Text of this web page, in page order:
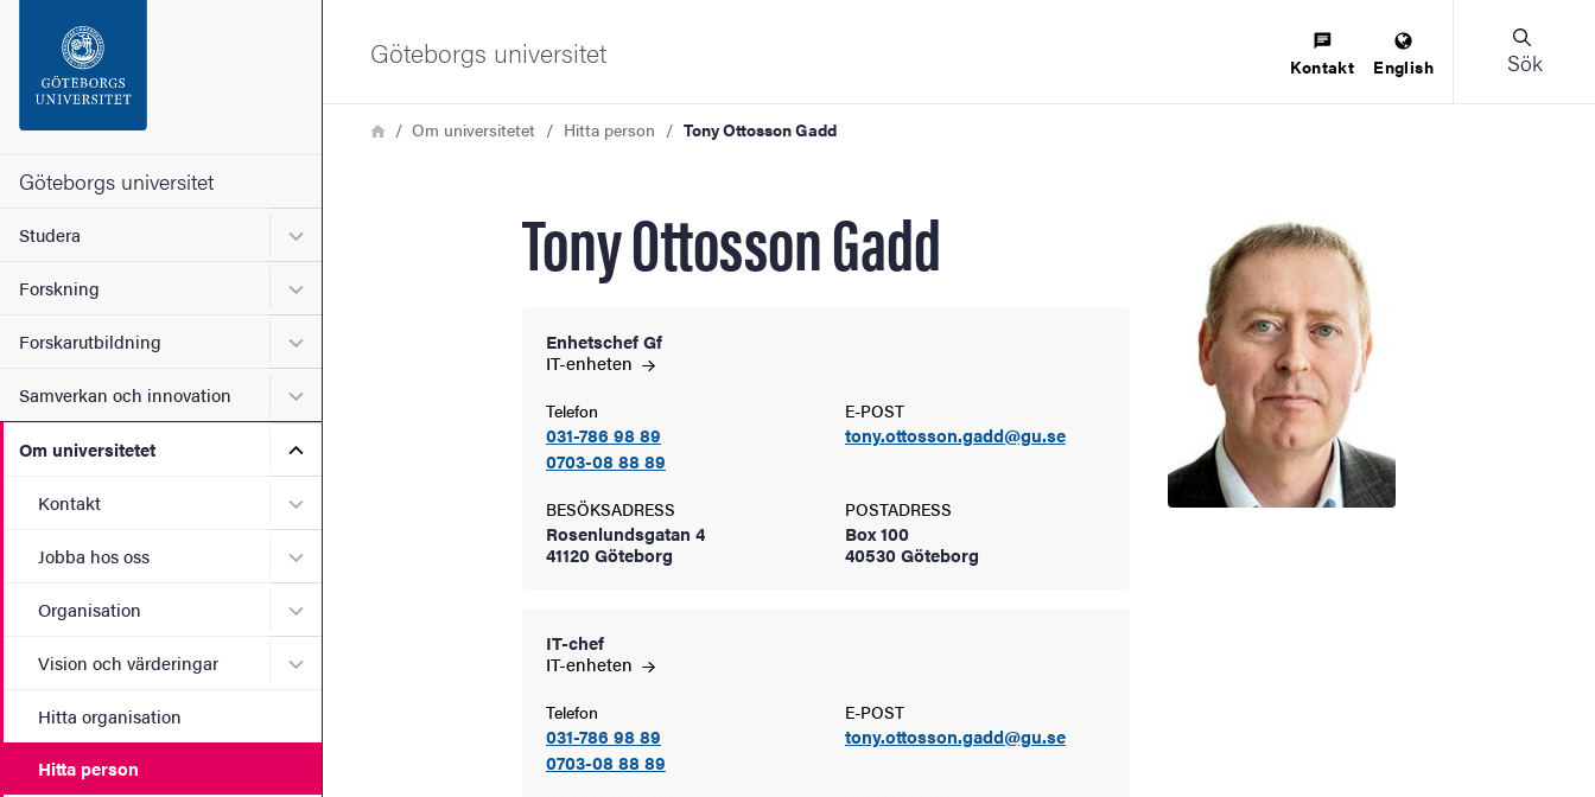
Sidfoten
Om webbplatsen
Göteborgs universitet
Studera Undermeny för Studera
Forskning Undermeny för Forskning
Forskarutbildning Undermeny för Forskarutbildning
Samverkan och innovation Undermeny för Samverkan och innovation
Om universitetet Undermeny för Om universitetet
Kontakt Undermeny för Kontakt
Jobba hos oss Undermeny för Jobba hos oss
Organisation Undermeny för Organisation
Vision och värderingar Undermeny för Vision och värderingar
Hitta organisation
Hitta person
Göteborgs universitet Kontakt English Sök
LänkstigHemOm universitetet Hitta person Tony Ottosson Gadd
Tony Ottosson Gadd
Enhetschef Gf
IT-enheten
Telefon
031-786 98 89
0703-08 88 89
E-POST
tony.ottosson.gadd@gu.se
BESÖKSADRESS
Rosenlundsgatan 4
41120 Göteborg
POSTADRESS
Box 100
40530 Göteborg
IT-chef
IT-enheten
Telefon
031-786 98 89
0703-08 88 89
E-POST
tony.ottosson.gadd@gu.se